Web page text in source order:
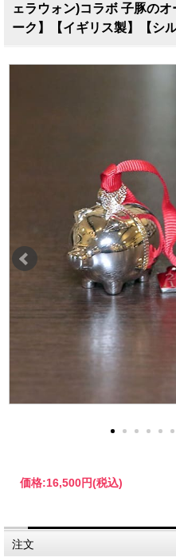
ェラウォン)コラボ 子豚の
ーク】【イギリス製】【シ
価格:16,500円(税込)
注文